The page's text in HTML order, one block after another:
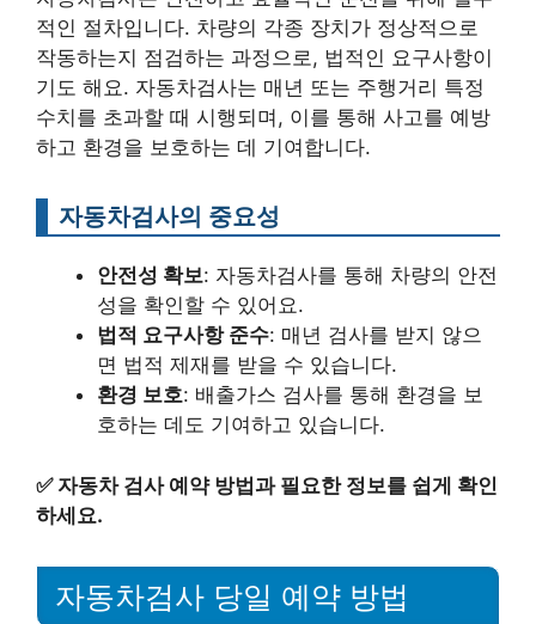
적인 절차입니다. 차량의 각종 장치가 정상적으로
작동하는지 점검하는 과정으로, 법적인 요구사항이
기도 해요. 자동차검사는 매년 또는 주행거리 특정
수치를 초과할 때 시행되며, 이를 통해 사고를 예방
하고 환경을 보호하는 데 기여합니다.
자동차검사의 중요성
안전성 확보: 자동차검사를 통해 차량의 안전
성을 확인할 수 있어요.
법적 요구사항 준수: 매년 검사를 받지 않으
면 법적 제재를 받을 수 있습니다.
환경 보호: 배출가스 검사를 통해 환경을 보
호하는 데도 기여하고 있습니다.
✅ 자동차 검사 예약 방법과 필요한 정보를 쉽게 확인
하세요.
자동차검사 당일 예약 방법